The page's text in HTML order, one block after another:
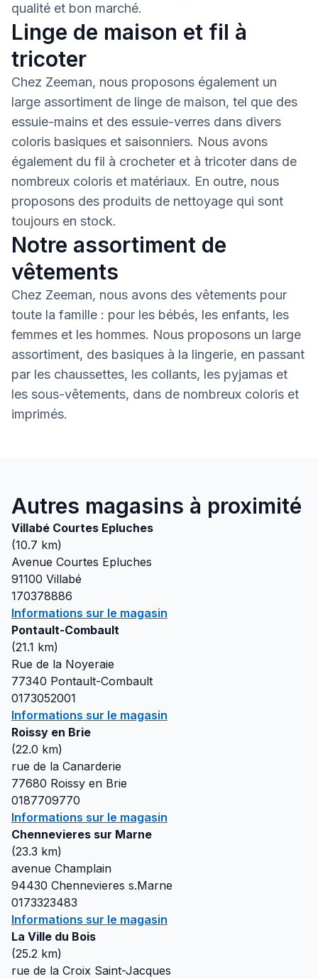
qualité et bon marché.
Linge de maison et fil à
tricoter
Chez Zeeman, nous proposons également un
large assortiment de linge de maison, tel que des
essuie-mains et des essuie-verres dans divers
coloris basiques et saisonniers. Nous avons
également du fil à crocheter et à tricoter dans de
nombreux coloris et matériaux. En outre, nous
proposons des produits de nettoyage qui sont
toujours en stock.
Notre assortiment de
vêtements
Chez Zeeman, nous avons des vêtements pour
toute la famille : pour les bébés, les enfants, les
femmes et les hommes. Nous proposons un large
assortiment, des basiques à la lingerie, en passant
par les chaussettes, les collants, les pyjamas et
les sous-vêtements, dans de nombreux coloris et
imprimés.
Autres magasins à proximité
Villabé Courtes Epluches
(10.7 km)
Avenue Courtes Epluches
91100 Villabé
170378886
Informations sur le magasin
Pontault-Combault
(21.1 km)
Rue de la Noyeraie
77340 Pontault-Combault
0173052001
Informations sur le magasin
Roissy en Brie
(22.0 km)
rue de la Canarderie
77680 Roissy en Brie
0187709770
Informations sur le magasin
Chennevieres sur Marne
(23.3 km)
avenue Champlain
94430 Chennevieres s.Marne
0173323483
Informations sur le magasin
La Ville du Bois
(25.2 km)
rue de la Croix Saint-Jacques